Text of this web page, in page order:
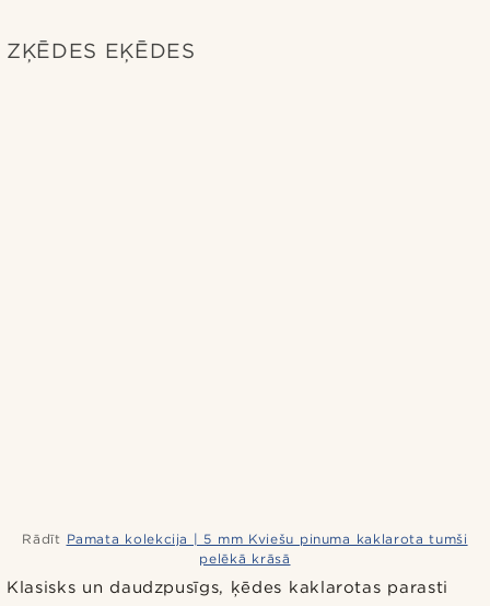
ZĶĒDES EĶĒDES
Rādīt Pamata kolekcija | 5 mm Kviešu pinuma kaklarota tumši
pelēkā krāsā
Klasisks un daudzpusīgs, ķēdes kaklarotas parasti